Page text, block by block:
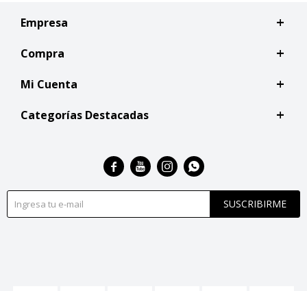
Empresa
Compra
Mi Cuenta
Categorías Destacadas
SUSCRIBIRME
   